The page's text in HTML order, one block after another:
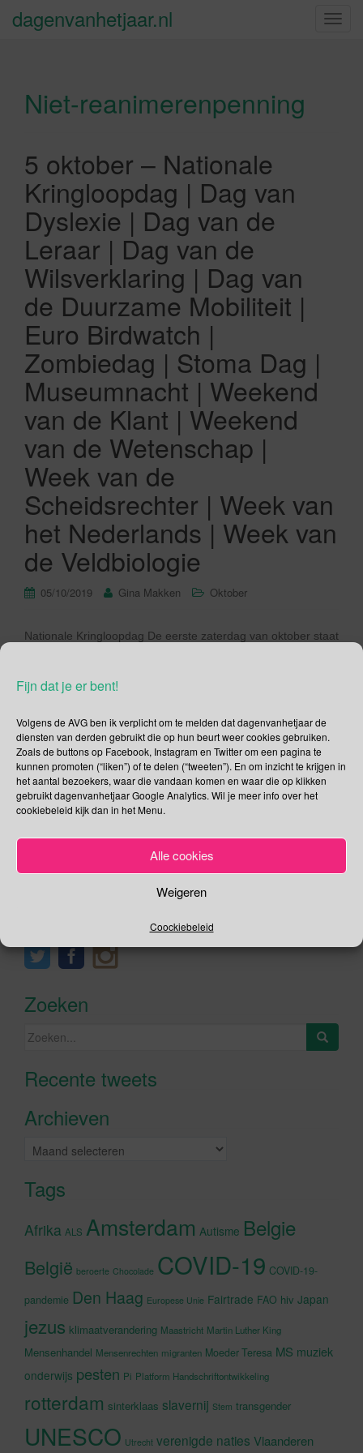
Fijn dat je er bent!
Volgens de AVG ben ik verplicht om te melden dat dagenvanhetjaar de
diensten van derden gebruikt die op hun beurt weer cookies gebruiken.
Zoals de buttons op Facebook, Instagram en Twitter om een pagina te
kunnen promoten (“liken”) of te delen (“tweeten”). En om inzicht te krijgen in
het aantal bezoekers, waar die vandaan komen en waar die op klikken
gebruikt dagenvanhetjaar Google Analytics. Wil je meer info over het
cookiebeleid kijk dan in het Menu.
Alle cookies
Weigeren
Coockiebeleid
S
dagenvanhetjaar.nl
Niet-reanimerenpenning
5 oktober – Nationale
Kringloopdag | Dag van
Dyslexie | Dag van de
Leraar | Dag van de
Wilsverklaring | Dag van
de Duurzame Mobiliteit |
Euro Birdwatch |
Zombiedag | Stoma Dag |
Museumnacht | Weekend
van de Klant | Weekend
van de Wetenschap |
Week van de
Scheidsrechter | Week van
het Nederlands | Week van
de Veldbiologie
05/10/2019 Gina Makken Oktober
Nationale Kringloopdag De eerste zaterdag van oktober staat
zijn bij de Branchevereniging Kringloopbedrijven Nederland.
wijze invulling aan deze feestelijke dag. Maar één ding staat
vast: overal vind je goeie […]
Lees verder
Je kunt me volgen op
Zoeken
Zoeken
Recente tweetsKlik om marketing cookies te
Archieven
Archieven
Tags
Afrika ALS Amsterdam Autisme Belgie
België beroerte Chocolade COVID-19 COVID-19-
pandemie Den Haag Europese Unie Fairtrade FAO hiv Japan
jezus klimaatverandering Maastricht Martin Luther King
Mensenhandel Mensenrechten migranten Moeder Teresa MS muziek
onderwijs pesten Pi Platform Handschriftontwikkeling
rotterdam sinterklaas slavernij Stem transgender
UNESCO Utrecht verenigde naties Vlaanderen